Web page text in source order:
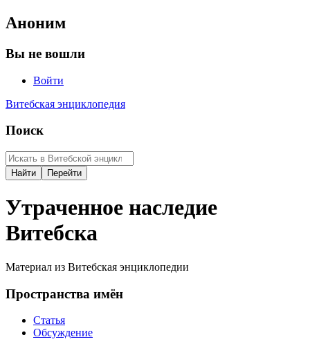
Аноним
Вы не вошли
Войти
Витебская энциклопедия
Поиск
Утраченное наследие
Витебска
Материал из Витебская энциклопедии
Пространства имён
Статья
Обсуждение